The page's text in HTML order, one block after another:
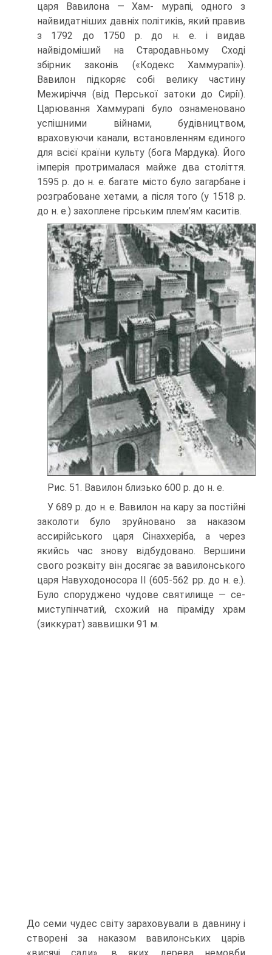
царя Вавилона — Хам- мурапі, одного з
найвидатніших давніх політиків, який правив
з 1792 до 1750 р. до н. е. і видав
найвідоміший на Стародавньому Сході
збірник законів («Кодекс Хаммурапі»).
Вавилон підкоряє собі велику частину
Межиріччя (від Перської за­токи до Сирії).
Царювання Хаммурапі було ознаменовано
успішними війнами, будівництвом,
враховуючи канали, встановленням єдиного
для всієї країни куль­ту (бога Мардука). Його
імперія протрималася майже два століття.
1595 р. до н. е. багате місто було загарбане і
розграбоване хетами, а після того (у 1518 р.
до н. е.) захоплене гірським плем’ям каситів.
Рис. 51. Вавилон близько 600 р. до н. е.
У 689 р. до н. е. Вавилон на кару за постійні
заколоти було зруйновано за на­казом
ассирійського царя Сінаххеріба, а через
якийсь час знову відбудовано. Вершини
свого розквіту він досягає за вавилонського
царя Навуходоносора II (605-562 рр. до н. е.).
Було споруджено чудове святилище — се-
миступінчатий, схожий на піраміду храм
(зиккурат) заввишки 91 м.
До семи чудес світу зараховували в давнину і
створені за наказом вавилонських царів